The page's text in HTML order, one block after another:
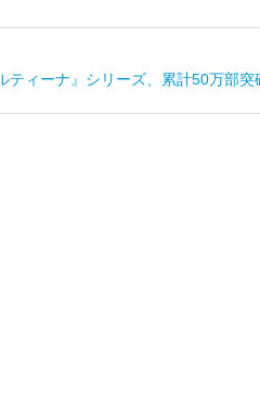
ティーナ』シリーズ、累計50万部